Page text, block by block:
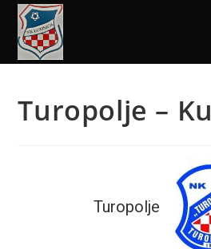
Turopolje –
Turopolje